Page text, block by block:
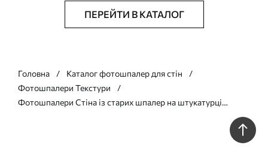
ПЕРЕЙТИ В КАТАЛОГ
Головна
Каталог фотошпалер для стін
Фотошпалери Текстури
Фотошпалери Стіна із старих шпалер на штукатурці